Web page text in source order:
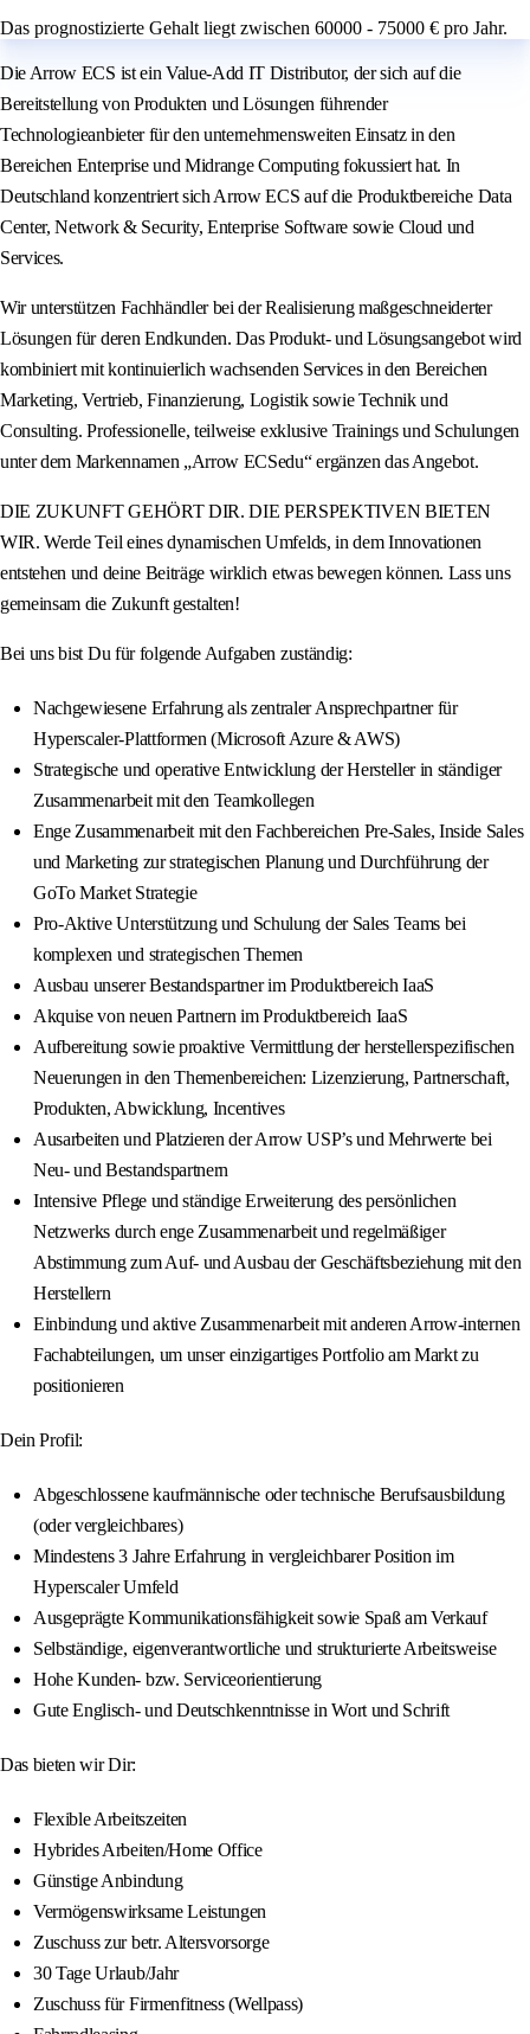
Das prognostizierte Gehalt liegt zwischen 60000 - 75000 € pro Jahr.
Die Arrow ECS ist ein Value-Add IT Distributor, der sich auf die
Bereitstellung von Produkten und Lösungen führender
Technologieanbieter für den unternehmensweiten Einsatz in den
Bereichen Enterprise und Midrange Computing fokussiert hat. In
Deutschland konzentriert sich Arrow ECS auf die Produktbereiche Data
Center, Network & Security, Enterprise Software sowie Cloud und
Services.
Wir unterstützen Fachhändler bei der Realisierung maßgeschneiderter
Lösungen für deren Endkunden. Das Produkt- und Lösungsangebot wird
kombiniert mit kontinuierlich wachsenden Services in den Bereichen
Marketing, Vertrieb, Finanzierung, Logistik sowie Technik und
Consulting. Professionelle, teilweise exklusive Trainings und Schulungen
unter dem Markennamen „Arrow ECSedu“ ergänzen das Angebot.
DIE ZUKUNFT GEHÖRT DIR. DIE PERSPEKTIVEN BIETEN
WIR. Werde Teil eines dynamischen Umfelds, in dem Innovationen
entstehen und deine Beiträge wirklich etwas bewegen können. Lass uns
gemeinsam die Zukunft gestalten!
Bei uns bist Du für folgende Aufgaben zuständig:
Nachgewiesene Erfahrung als zentraler Ansprechpartner für
Hyperscaler-Plattformen (Microsoft Azure & AWS)
Strategische und operative Entwicklung der Hersteller in ständiger
Zusammenarbeit mit den Teamkollegen
Enge Zusammenarbeit mit den Fachbereichen Pre-Sales, Inside Sales
und Marketing zur strategischen Planung und Durchführung der
GoTo Market Strategie
Pro-Aktive Unterstützung und Schulung der Sales Teams bei
komplexen und strategischen Themen
Ausbau unserer Bestandspartner im Produktbereich IaaS
Akquise von neuen Partnern im Produktbereich IaaS
Aufbereitung sowie proaktive Vermittlung der herstellerspezifischen
Neuerungen in den Themenbereichen: Lizenzierung, Partnerschaft,
Produkten, Abwicklung, Incentives
Ausarbeiten und Platzieren der Arrow USP’s und Mehrwerte bei
Neu- und Bestandspartnern
Intensive Pflege und ständige Erweiterung des persönlichen
Netzwerks durch enge Zusammenarbeit und regelmäßiger
Abstimmung zum Auf- und Ausbau der Geschäftsbeziehung mit den
Herstellern
Einbindung und aktive Zusammenarbeit mit anderen Arrow-internen
Fachabteilungen, um unser einzigartiges Portfolio am Markt zu
positionieren
Dein Profil:
Abgeschlossene kaufmännische oder technische Berufsausbildung
(oder vergleichbares)
Mindestens 3 Jahre Erfahrung in vergleichbarer Position im
Hyperscaler Umfeld
Ausgeprägte Kommunikationsfähigkeit sowie Spaß am Verkauf
Selbständige, eigenverantwortliche und strukturierte Arbeitsweise
Hohe Kunden- bzw. Serviceorientierung
Gute Englisch- und Deutschkenntnisse in Wort und Schrift
Das bieten wir Dir:
Flexible Arbeitszeiten
Hybrides Arbeiten/Home Office
Günstige Anbindung
Vermögenswirksame Leistungen
Zuschuss zur betr. Altersvorsorge
30 Tage Urlaub/Jahr
Zuschuss für Firmenfitness (Wellpass)